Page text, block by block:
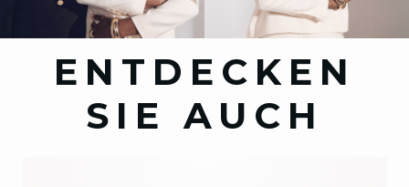
ENTDECKEN
SIE AUCH